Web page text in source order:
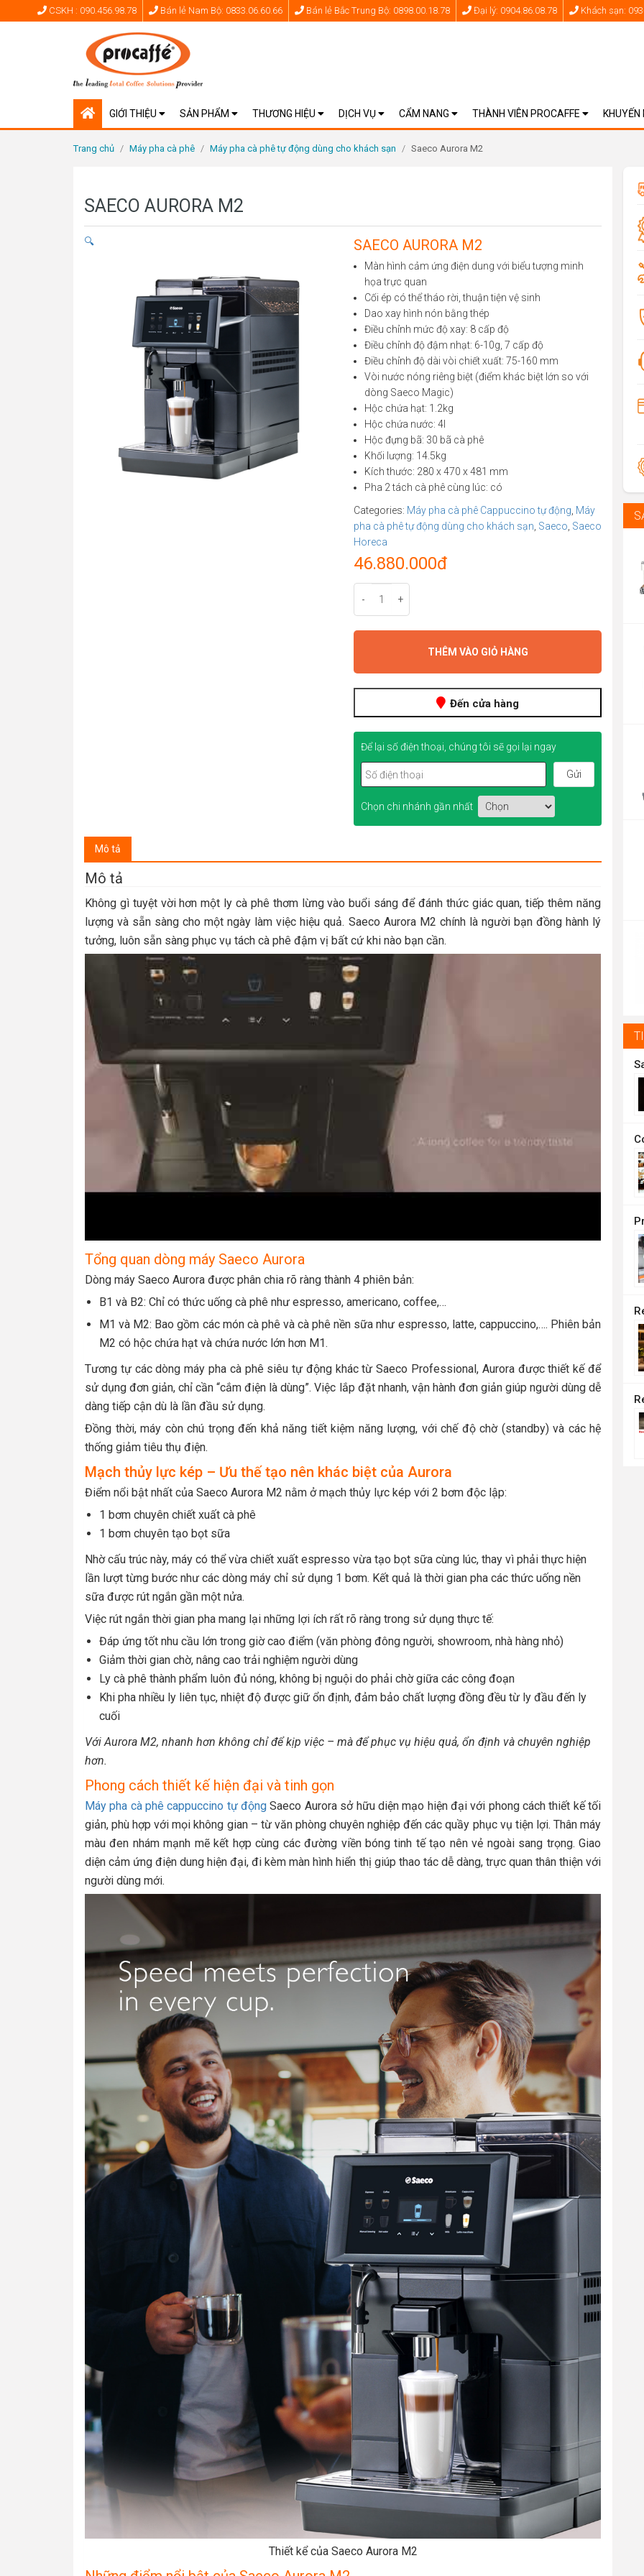
CSKH : 090.456.98.78 Bán lẻ Nam Bộ: 0833.06.60.66 Bán lẻ Bắc Trung Bộ: 0898.00.18.78 Đại lý: 0904.86.08.78 Khách sạn:
GIỚI THIỆU SẢN PHẨM THƯƠNG HIỆU DỊCH VỤ CẨM NANG THÀNH VIÊN PROCAFFE KHUYẾN
Trang chủ / Máy pha cà phê / Máy pha cà phê tự động dùng cho khách sạn / Saeco Aurora M2
SAECO AURORA M2
🔍 SAECO AURORA M2
Màn hình cảm ứng điện dung với biểu tượng minh
họa trực quan
Cối ép có thể tháo rời, thuận tiện vệ sinh
Dao xay hình nón bằng thép
Điều chỉnh mức độ xay: 8 cấp độ
Điều chỉnh độ đậm nhạt: 6-10g, 7 cấp độ
Điều chỉnh độ dài vòi chiết xuất: 75-160 mm
Vòi nước nóng riêng biệt (điểm khác biệt lớn so với
dòng Saeco Magic)
Hộc chứa hạt: 1.2kg
Hộc chứa nước: 4l
Hộc đựng bã: 30 bã cà phê
Khối lượng: 14.5kg
Kích thước: 280 x 470 x 481 mm
Pha 2 tách cà phê cùng lúc: có
Categories: Máy pha cà phê Cappuccino tự động Máy
pha cà phê tự động dùng cho khách sạn Saeco Saeco
Horeca
46.880.000đ
- +
THÊM VÀO GIỎ HÀNG
Đến cửa hàng
Để lại số điện thoại, chúng tôi sẽ gọi lại ngay
Chọn chi nhánh gần nhất
Mô tả
Mô tả
Không gì tuyệt vời hơn một ly cà phê thơm lừng vào buổi sáng để đánh thức giác quan, tiếp thêm năng
lượng và sẵn sàng cho một ngày làm việc hiệu quả. Saeco Aurora M2 chính là người bạn đồng hành lý
tưởng, luôn sẵn sàng phục vụ tách cà phê đậm vị bất cứ khi nào bạn cần.
Tổng quan dòng máy Saeco Aurora
Dòng máy Saeco Aurora được phân chia rõ ràng thành 4 phiên bản:
B1 và B2: Chỉ có thức uống cà phê như espresso, americano, coffee,…
M1 và M2: Bao gồm các món cà phê và cà phê nền sữa như espresso, latte, cappuccino,…. Phiên bản
M2 có hộc chứa hạt và chứa nước lớn hơn M1.
Tương tự các dòng máy pha cà phê siêu tự động khác từ Saeco Professional, Aurora được thiết kế để
sử dụng đơn giản, chỉ cần “cắm điện là dùng”. Việc lắp đặt nhanh, vận hành đơn giản giúp người dùng dễ
dàng tiếp cận dù là lần đầu sử dụng.
Đồng thời, máy còn chú trọng đến khả năng tiết kiệm năng lượng, với chế độ chờ (standby) và các hệ
thống giảm tiêu thụ điện.
Mạch thủy lực kép – Ưu thế tạo nên khác biệt của Aurora
Điểm nổi bật nhất của Saeco Aurora M2 nằm ở mạch thủy lực kép với 2 bơm độc lập:
1 bơm chuyên chiết xuất cà phê
1 bơm chuyên tạo bọt sữa
Nhờ cấu trúc này, máy có thể vừa chiết xuất espresso vừa tạo bọt sữa cùng lúc, thay vì phải thực hiện
lần lượt từng bước như các dòng máy chỉ sử dụng 1 bơm. Kết quả là thời gian pha các thức uống nền
sữa được rút ngắn gần một nửa.
Việc rút ngắn thời gian pha mang lại những lợi ích rất rõ ràng trong sử dụng thực tế:
Đáp ứng tốt nhu cầu lớn trong giờ cao điểm (văn phòng đông người, showroom, nhà hàng nhỏ)
Giảm thời gian chờ, nâng cao trải nghiệm người dùng
Ly cà phê thành phẩm luôn đủ nóng, không bị nguội do phải chờ giữa các công đoạn
Khi pha nhiều ly liên tục, nhiệt độ được giữ ổn định, đảm bảo chất lượng đồng đều từ ly đầu đến ly
cuối
Với Aurora M2, nhanh hơn không chỉ để kịp việc – mà để phục vụ hiệu quả, ổn định và chuyên nghiệp
hơn.
Phong cách thiết kế hiện đại và tinh gọn
Máy pha cà phê cappuccino tự động Saeco Aurora sở hữu diện mạo hiện đại với phong cách thiết kế tối
giản, phù hợp với mọi không gian – từ văn phòng chuyên nghiệp đến các quầy phục vụ tiện lợi. Thân máy
màu đen nhám mạnh mẽ kết hợp cùng các đường viền bóng tinh tế tạo nên vẻ ngoài sang trọng. Giao
diện cảm ứng điện dung hiện đại, đi kèm màn hình hiển thị giúp thao tác dễ dàng, trực quan thân thiện với
người dùng mới.
Thiết kể của Saeco Aurora M2